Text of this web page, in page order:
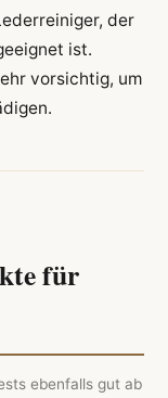
der
ist.
vorsichtig, um
für
ebenfalls gut ab